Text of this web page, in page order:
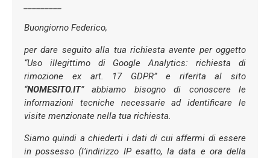
Buongiorno Federico,
per dare seguito alla tua richiesta avente per oggetto
“Uso illegittimo di Google Analytics: richiesta di
rimozione ex art. 17 GDPR” e riferita al sito
“NOMESITO.IT” abbiamo bisogno di conoscere le
informazioni tecniche necessarie ad identificare le
visite menzionate nella tua richiesta.
Siamo quindi a chiederti i dati di cui affermi di essere
in possesso (l’indirizzo IP esatto, la data e ora della